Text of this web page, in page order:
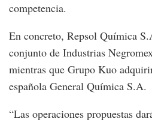
competencia.
En concreto, Repsol Química
conjunto de Industrias
mientras que Grupo Kuo
española General Química S.A.
“Las operaciones propuestas